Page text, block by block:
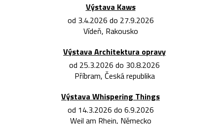
Výstava Kaws
od 3.4.2026 do 27.9.2026
Vídeň, Rakousko
Výstava Architektura opravy
od 25.3.2026 do 30.8.2026
Příbram, Česká republika
Výstava Whispering Things
od 14.3.2026 do 6.9.2026
Weil am Rhein, Německo